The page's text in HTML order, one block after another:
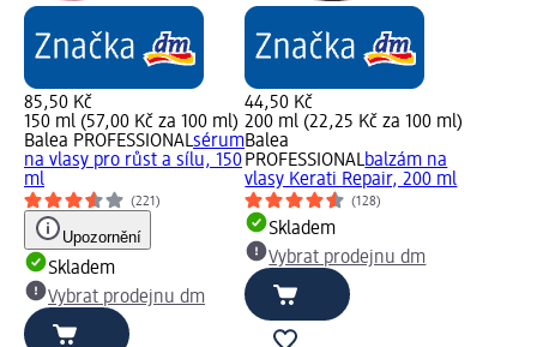
85,50 Kč
150 ml (57,00 Kč za 100 ml)
Balea PROFESSIONALsérum
na vlasy pro růst a sílu, 150
ml
(221)
Upozornění
Skladem
Vybrat prodejnu dm
44,50 Kč
200 ml (22,25 Kč za 100 ml)
Balea
PROFESSIONALbalzám na
vlasy Kerati Repair, 200 ml
(128)
Skladem
Vybrat prodejnu dm